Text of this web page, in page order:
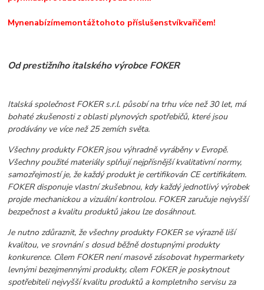
Mynenabízímemontážtohoto příslušenstvíkvařičem!
Od prestižního italského výrobce FOKER
Italská společnost FOKER s.r.l. působí na trhu více než 30 let, má
bohaté zkušenosti z oblasti plynových spotřebičů, které jsou
prodávány ve více než 25 zemích světa.
Všechny produkty FOKER jsou výhradně vyráběny v Evropě.
Všechny použité materiály splňují nejpřísnější kvalitativní normy,
samozřejmostí je, že každý produkt je certifikován CE certifikátem.
FOKER disponuje vlastní zkušebnou, kdy každý jednotlivý výrobek
projde mechanickou a vizuální kontrolou. FOKER zaručuje nejvyšší
bezpečnost a kvalitu produktů jakou lze dosáhnout.
Je nutno zdůraznit, že všechny produkty FOKER se výrazně liší
kvalitou, ve srovnání s dosud běžně dostupnými produkty
konkurence. Cílem FOKER není masově zásobovat hypermarkety
levnými bezejmennými produkty, cílem FOKER je poskytnout
spotřebiteli nejvyšší kvalitu produktů a kompletního servisu za